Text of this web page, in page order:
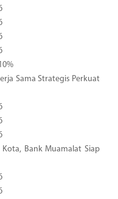
Sama Strategis Perkuat
Bank Muamalat Siap